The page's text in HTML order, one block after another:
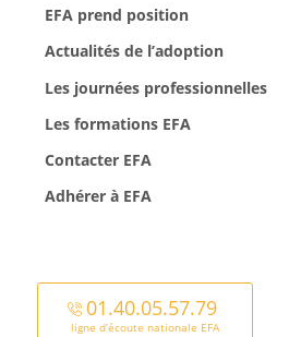
EFA prend position
Actualités de l’adoption
Les journées professionnelles
Les formations EFA
Contacter EFA
Adhérer à EFA
01.40.05.57.79
ligne d’écoute nationale EFA